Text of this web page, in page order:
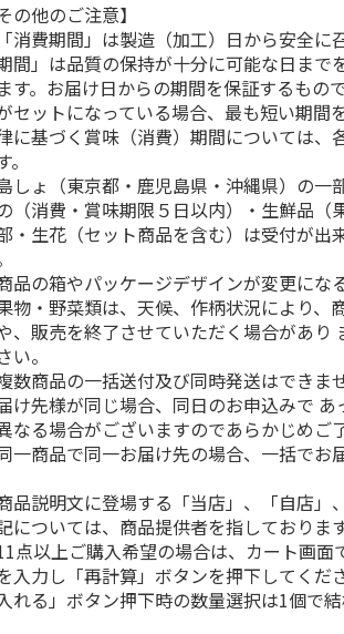
の他のご注意】
消費期間」は製造（加工）日から安全に
間」は品質の保持が十分に可能な日まで
す。お届け日からの期間を保証するもの
セットになっている場合、最も短い期間
に基づく賞味（消費）期間については、
。
しょ（東京都・鹿児島県・沖縄県）の一
（消費・賞味期限５日以内）・生鮮品（
・生花（セット商品を含む）は受付が出
品の箱やパッケージデザインが変更にな
物・野菜類は、天候、作柄状況により、
、販売を終了させていただく場合があり
い。
数商品の一括送付及び同時発送はできま
け先様が同じ場合、同日のお申込みで あ
なる場合がございますのであらかじめご
一商品で同一お届け先の場合、一括でお
品説明文に登場する「当店」、「自店」
については、商品提供者を指しております
点以上ご購入希望の場合は、カート画面
入力し「再計算」ボタンを押下してくだ
れる」ボタン押下時の数量選択は1個で結